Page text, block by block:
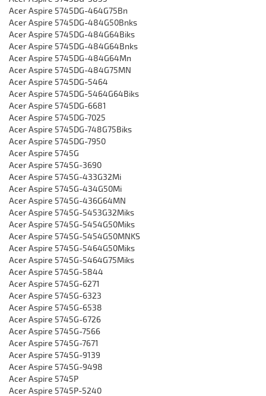
Acer Aspire 5745DG-464G75Bn
Acer Aspire 5745DG-484G50Bnks
Acer Aspire 5745DG-484G64Biks
Acer Aspire 5745DG-484G64Bnks
Acer Aspire 5745DG-484G64Mn
Acer Aspire 5745DG-484G75MN
Acer Aspire 5745DG-5464
Acer Aspire 5745DG-5464G64Biks
Acer Aspire 5745DG-6681
Acer Aspire 5745DG-7025
Acer Aspire 5745DG-748G75Biks
Acer Aspire 5745DG-7950
Acer Aspire 5745G
Acer Aspire 5745G-3690
Acer Aspire 5745G-433G32Mi
Acer Aspire 5745G-434G50Mi
Acer Aspire 5745G-436G64MN
Acer Aspire 5745G-5453G32Miks
Acer Aspire 5745G-5454G50Miks
Acer Aspire 5745G-5454G50MNKS
Acer Aspire 5745G-5464G50Miks
Acer Aspire 5745G-5464G75Miks
Acer Aspire 5745G-5844
Acer Aspire 5745G-6271
Acer Aspire 5745G-6323
Acer Aspire 5745G-6538
Acer Aspire 5745G-6726
Acer Aspire 5745G-7566
Acer Aspire 5745G-7671
Acer Aspire 5745G-9139
Acer Aspire 5745G-9498
Acer Aspire 5745P
Acer Aspire 5745P-5240